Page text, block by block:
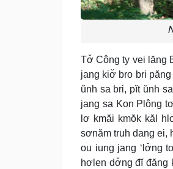
Tơ̆ Công ty vei lăng
jang kiơ̆ bro bri
ŭnh sa bri, pĭt ŭnh
jang sa Kon Plông
lơ kmăi kmŏk kăl
sơnăm truh dang ei,
ou iung jang ‘lơ̆ng
hơlen dơ̆ng đĭ đăng